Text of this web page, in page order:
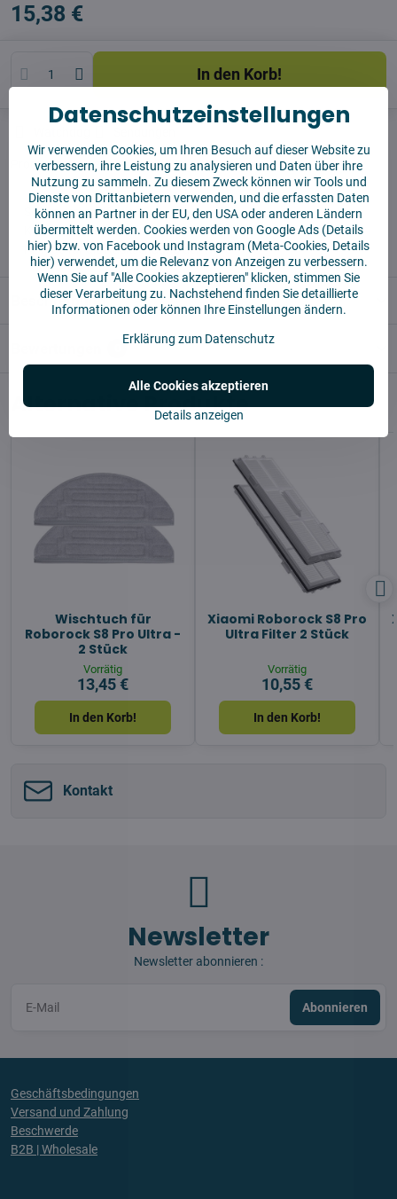
15,38 €
In den Korb!
Produzent:Vysajto.sk
✅ Sofort versandfertig
✅ KOSTENLOSE Lieferung ab 55 EUR
✅14 Tage für die Rücksendung der Ware
Beschreibung
Alternative Produkte
Wischtuch für
Roborock S8 Pro Ultra -
2 Stück
Vorrätig
13,45 €
In den Korb!
Xiaomi Roborock S8 Pro
Ultra Filter 2 Stück
Vorrätig
10,55 €
In den Korb!
Kontakt
Newsletter
Newsletter abonnieren :
Abonnieren
Geschäftsbedingungen
Versand und Zahlung
Beschwerde
B2B | Wholesale
Datenschutzeinstellungen
Wir verwenden Cookies, um Ihren Besuch auf dieser Website zu
verbessern, ihre Leistung zu analysieren und Daten über ihre
Nutzung zu sammeln. Zu diesem Zweck können wir Tools und
Dienste von Drittanbietern verwenden, und die erfassten Daten
können an Partner in der EU, den USA oder anderen Ländern
übermittelt werden. Cookies werden von Google Ads (Details
hier) bzw. von Facebook und Instagram (Meta-Cookies, Details
hier) verwendet, um die Relevanz von Anzeigen zu verbessern.
Wenn Sie auf "Alle Cookies akzeptieren" klicken, stimmen Sie
dieser Verarbeitung zu. Nachstehend finden Sie detaillierte
Informationen oder können Ihre Einstellungen ändern.
Erklärung zum Datenschutz
Details anzeigen
Alle Cookies akzeptieren